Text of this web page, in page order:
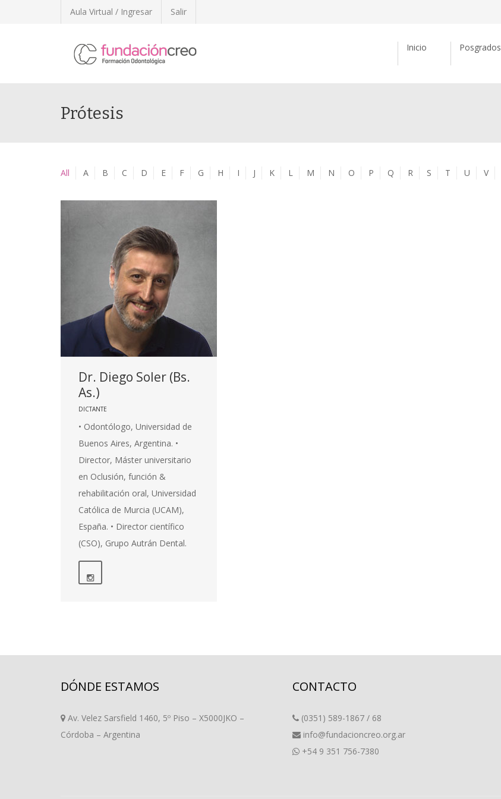
Aula Virtual / Ingresar Salir
Inicio Posgrados
Prótesis
All A B C D E F G H I J K L M N O P Q R S T U V
Dr. Diego Soler (Bs.
As.)
DICTANTE
• Odontólogo, Universidad de
Buenos Aires, Argentina. •
Director, Máster universitario
en Oclusión, función &
rehabilitación oral, Universidad
Católica de Murcia (UCAM),
España. • Director científico
(CSO), Grupo Autrán Dental.
DÓNDE ESTAMOS
Av. Velez Sarsfield 1460, 5º Piso – X5000JKO –
Córdoba – Argentina
CONTACTO
(0351) 589-1867 / 68
info@fundacioncreo.org.ar
+54 9 351 756-7380